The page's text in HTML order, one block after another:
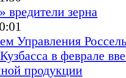
вредители зерна
Управления
в феврале
продукции